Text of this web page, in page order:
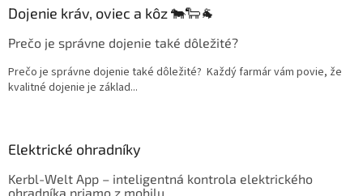
Dojenie kráv, oviec a kôz 🐄🐑🐐
Prečo je správne dojenie také dôležité?
Prečo je správne dojenie také dôležité? Každý farmár vám povie, že
kvalitné dojenie je základ...
Elektrické ohradníky
Kerbl-Welt App – inteligentná kontrola elektrického
ohradníka priamo z mobilu